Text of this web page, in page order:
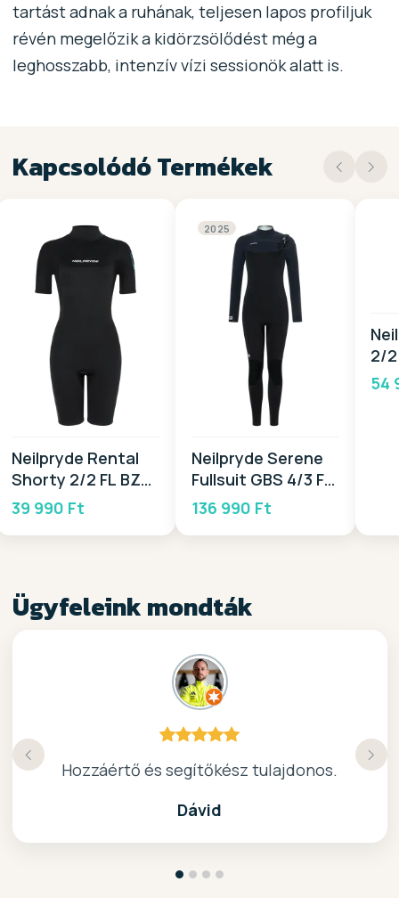
tartást adnak a ruhának, teljesen lapos profiljuk
révén megelőzik a kidörzsölődést még a
leghosszabb, intenzív vízi sessionök alatt is.
Kapcsolódó Termékek
Neilpryde Rental
Shorty 2/2 FL BZ
2026
39 990 Ft
2025
Neilpryde Serene
Fullsuit GBS 4/3 FZ
2025
136 990 Ft
2/
BZ
54
Ügyfeleink mondták
Hozzáértő és segítőkész tulajdonos.
Dávid
kiváló surf-ös bolt .. ajánlom!
Nagyon kedves elado, jo kis bolt :)
Köszönöm a gyors, barátságos kiszolgálast.